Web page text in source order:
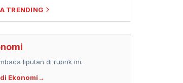
TRENDING
liputan di rubrik ini.
Ekonomi→